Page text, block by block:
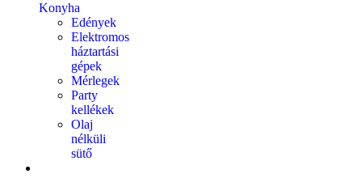
Konyha
Edények
Elektromos
háztartási
gépek
Mérlegek
Party
kellékek
Olaj
nélküli
sütő